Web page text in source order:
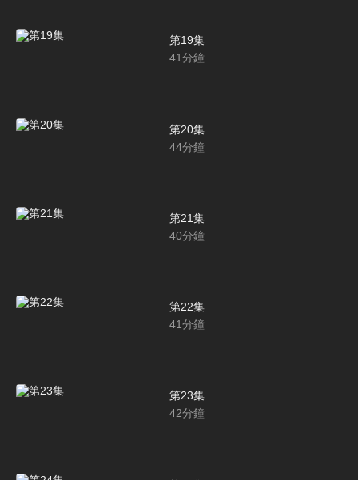
第19集
41分鐘
第20集
44分鐘
第21集
40分鐘
第22集
41分鐘
第23集
42分鐘